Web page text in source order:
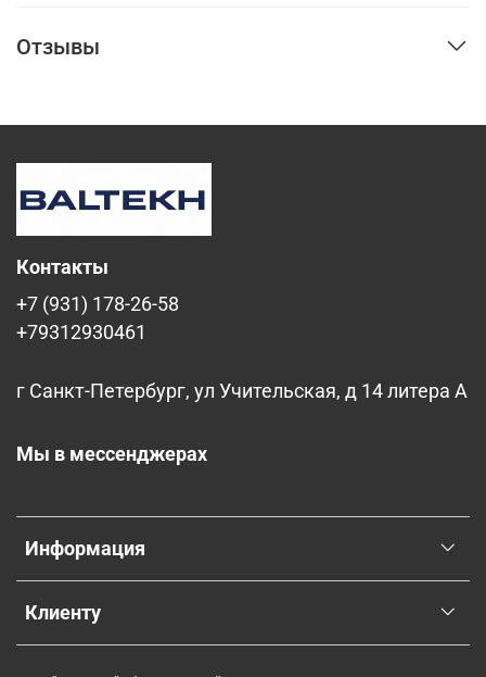
Отзывы
Информация
Клиенту
Контакты
+7 (931) 178-26-58
+79312930461
г Санкт-Петербург, ул Учительская, д 14 литера А
Мы в мессенджерах